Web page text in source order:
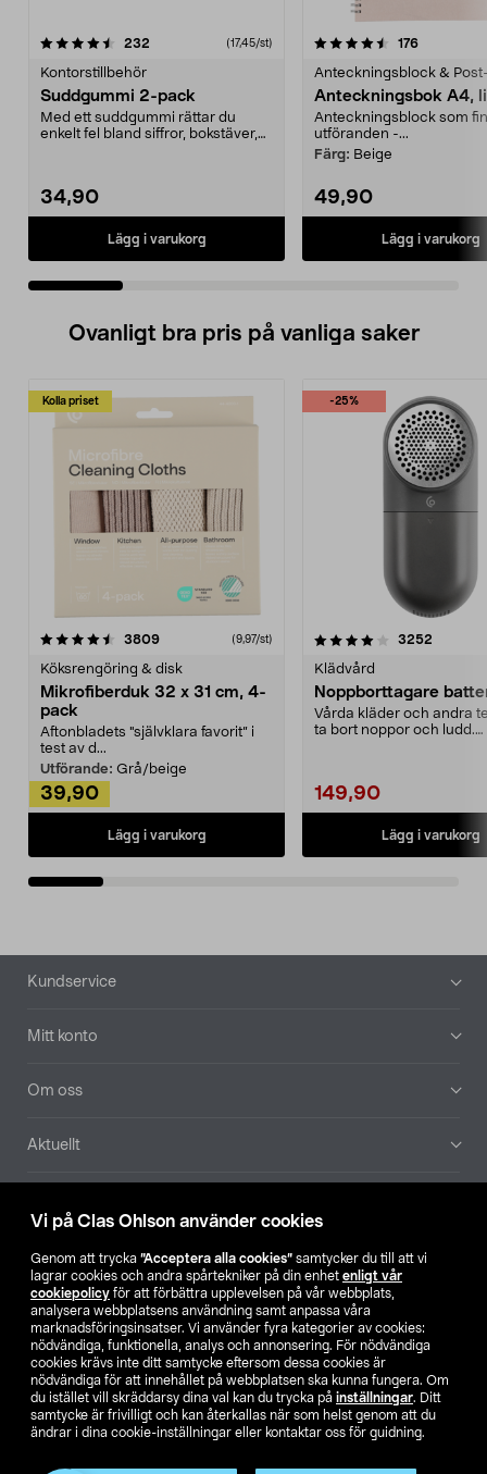
Vi på Clas Ohlson använder cookies
Genom att trycka ”Acceptera alla cookies” samtycker du till att vi
lagrar cookies och andra spårtekniker på din enhet enligt vår
cookiepolicy för att förbättra upplevelsen på vår webbplats,
analysera webbplatsens användning samt anpassa våra
marknadsföringsinsatser. Vi använder fyra kategorier av cookies:
nödvändiga, funktionella, analys och annonsering. För nödvändiga
cookies krävs inte ditt samtycke eftersom dessa cookies är
nödvändiga för att innehållet på webbplatsen ska kunna fungera. Om
du istället vill skräddarsy dina val kan du trycka på inställningar. Ditt
samtycke är frivilligt och kan återkallas när som helst genom att du
ändrar i dina cookie-inställningar eller kontaktar oss för guidning.
232 (17,45/st)
Kontorstillbehör
Suddgummi 2-pack
Med ett suddgummi rättar du
enkelt fel bland siffror, bokstäver,
34,90
Lägg i varukorg
4.5 av 5 stjärnor 176
Anteckningsblock &
Anteckningsbok A4,
Anteckningsblock som
utföranden -...
Färg: Beige
49,90
Lägg i varukorg
4.5 av 5 stjärnor
Ovanligt bra pris på vanliga saker
Kolla priset
3809recensioner (9,97/st)
Köksrengöring & disk
Mikrofiberduk 32 x 31 cm, 4-
pack
Aftonbladets "självklara favorit” i
test av d...
Utförande: Grå/beige
39,90
Lägg i varukorg
-25%
4.0av 5 stjärnor 3252
Klädvård
Noppborttagare
Vårda kläder och andra
ta bort noppor och ludd.
149,90
Lägg i varukorg
4.5av 5 stjärnor
Sidfot
Kundservice
Mitt konto
Om oss
Aktuellt
Hitta butik
SE NO FI